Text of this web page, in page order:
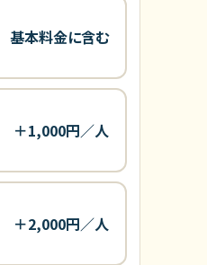
基本料金に含む
＋1,000円／人
＋2,000円／人